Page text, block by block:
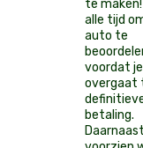
te
alle tijd
auto te
voordat je
overgaat
betaling.
Daarnaast